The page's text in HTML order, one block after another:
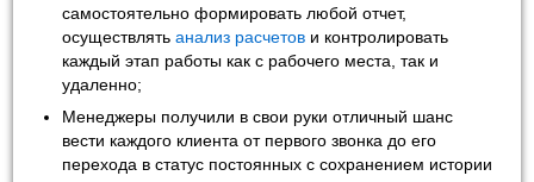
самостоятельно формировать любой отчет,
осуществлятьанализ расчетов и контролировать
каждый этап работы как с рабочего места, так и
удаленно;
Менеджеры получили в свои руки отличный шанс
вести каждого клиента от первого звонка до его
перехода в статус постоянных с сохранением истории